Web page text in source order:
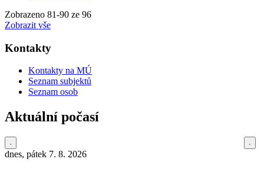
Zobrazeno 81-90 ze 96
Zobrazit vše
Kontakty
Kontakty na MÚ
Seznam subjektů
Seznam osob
Aktuální počasí
dnes, pátek 7. 8. 2026